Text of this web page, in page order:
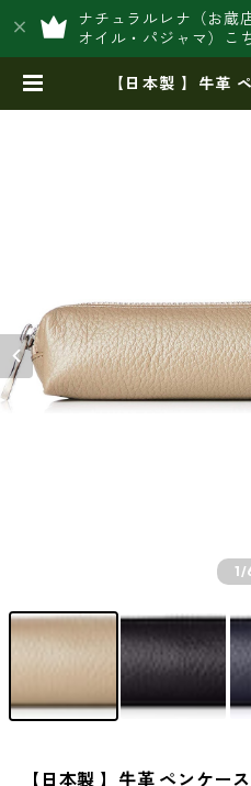
ナチュラルレナ（お蔵
オイル・パジャマ）こ
【日本製 】牛革
1/
【日本製 】牛革 ペンケー